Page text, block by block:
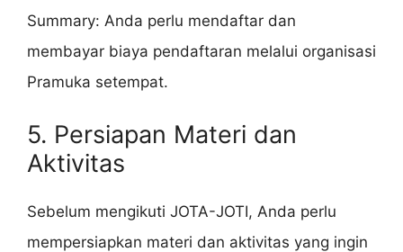
Summary: Anda perlu mendaftar dan
membayar biaya pendaftaran melalui organisasi
Pramuka setempat.
5. Persiapan Materi dan
Aktivitas
Sebelum mengikuti JOTA-JOTI, Anda perlu
mempersiapkan materi dan aktivitas yang ingin